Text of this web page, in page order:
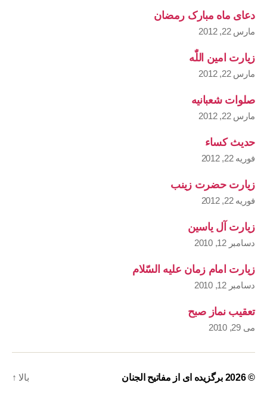
دعای ماه مبارک رمضان
مارس 22, 2012
زیارت امین اللّٰه
مارس 22, 2012
صلوات شعبانیه
مارس 22, 2012
حدیث کساء
فوریه 22, 2012
زیارت حضرت زینب
فوریه 22, 2012
زیارت آل یاسین
دسامبر 12, 2010
زیارت امام زمان علیه السّلام
دسامبر 12, 2010
تعقیب نماز صبح
می 29, 2010
© 2026 برگزیده ای از مفاتیح الجنان بالا ↑